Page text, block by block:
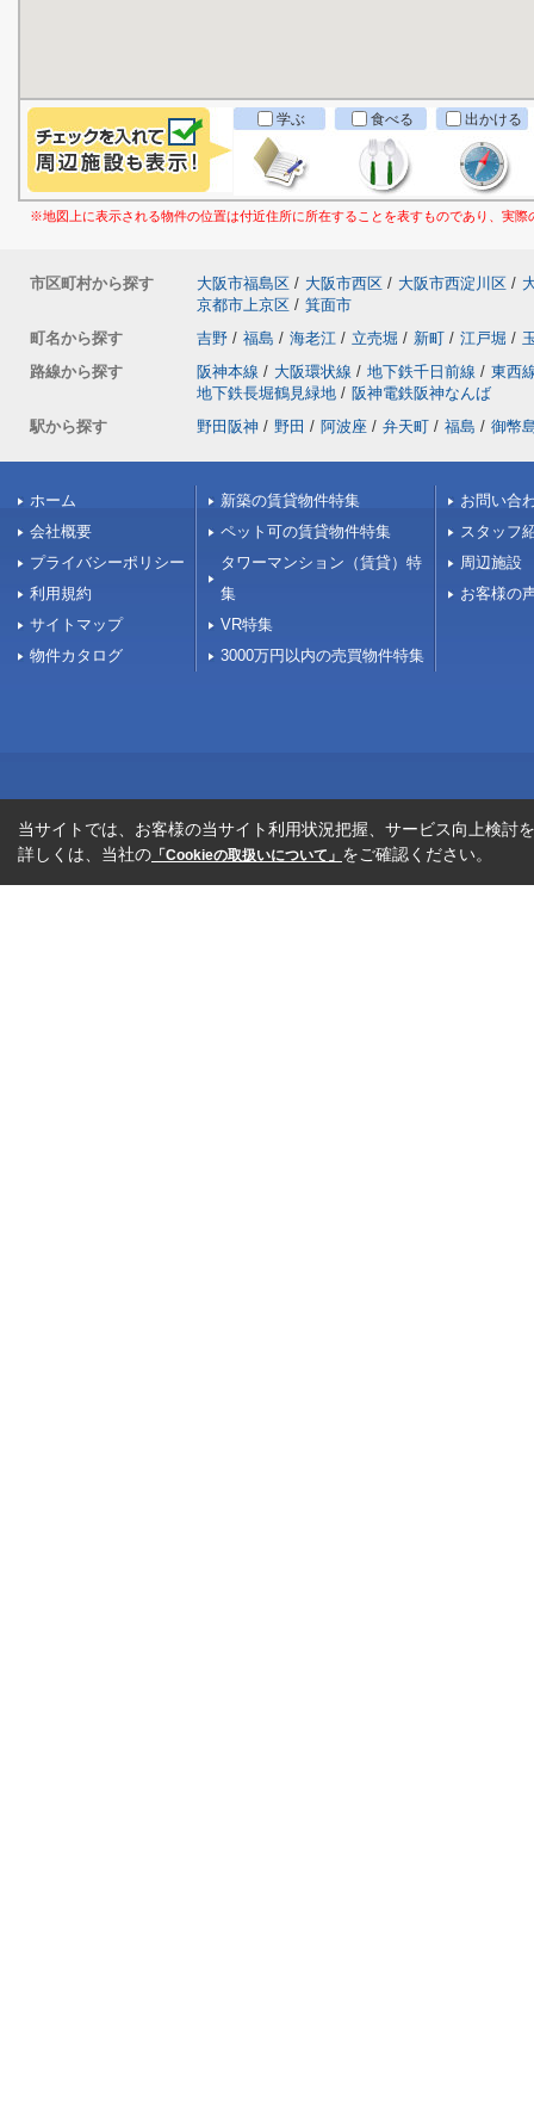
学ぶ 食べる 出かける
※地図上に表示される物件の位置は付近住所に所在することを表すものであり、実
市区町村から探す 大阪市福島区 / 大阪市西区 / 大阪市西淀川区 /
京都市上京区 / 箕面市
町名から探す
吉野 / 福島 / 海老江 / 立売堀 / 新町 / 江戸堀 /
路線から探す
阪神本線 / 大阪環状線 / 地下鉄千日前線 / 東西
地下鉄長堀鶴見緑地 / 阪神電鉄阪神なんば
駅から探す
野田阪神 / 野田 / 阿波座 / 弁天町 / 福島 / 御幣
ホーム
会社概要
プライバシーポリシー
利用規約
サイトマップ
物件カタログ
新築の賃貸物件特集
ペット可の賃貸物件特集
タワーマンション（賃貸）特
集
VR特集
3000万円以内の売買物件特集
お問い合
スタッフ
周辺施設
お客様の
当サイトでは、お客様の当サイト利用状況把握、サービス向上検討
詳しくは、当社の 「Cookieの取扱いについて」 をご確認ください。